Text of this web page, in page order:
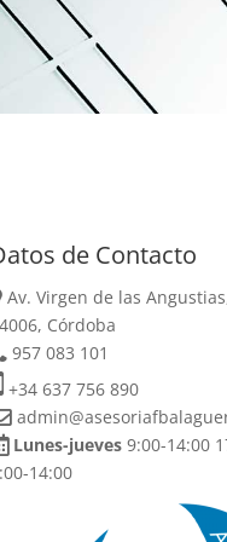
de Contacto
Av. Virgen de las
Córdoba
957 083 101
+34 637 756 890
Lunes-jueves 9:00-14:00
14:00